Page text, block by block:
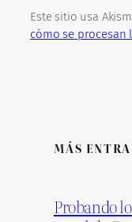
Este sitio usa
cómo se procesan
MÁS
Probando